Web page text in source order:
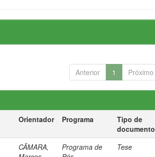
Anterior 1 Próximo
Orientador Programa
Tipo de
documento
CÂMARA,
Programa de
Tese